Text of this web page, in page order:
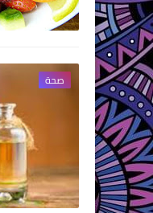
صحة